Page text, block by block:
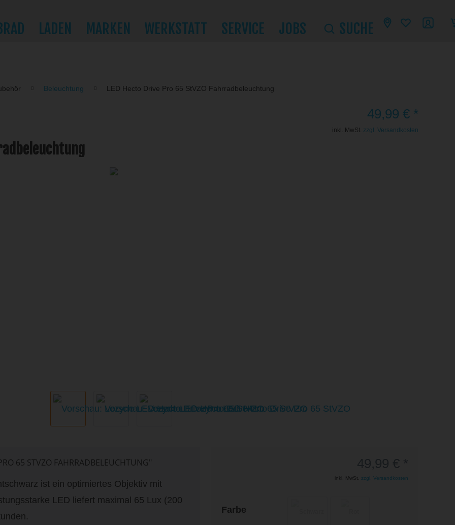
LADEN MARKEN WERKSTATT SERVICE JOBS SUCHE
Beleuchtung LED Hecto Drive Pro 65 StVZO Fahrradbeleuchtung
49,99 € *
inkl. MwSt. zzgl. Versandkosten
inkl. MwSt. zzgl. Versandkosten
Farbe
65 STVZO FAHRRADBELEUCHTUNG"
ist ein optimiertes Objektiv mit
LED liefert maximal 65 Lux (200